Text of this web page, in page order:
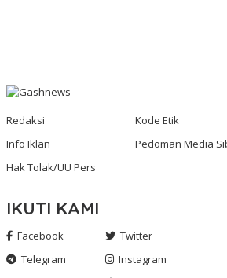
Redaksi
Kode Etik
Info Iklan
Pedoman Media
Hak Tolak/UU Pers
IKUTI KAMI
Facebook
Twitter
Telegram
Instagram